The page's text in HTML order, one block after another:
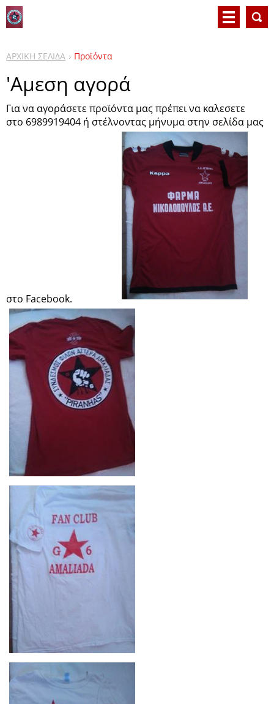
ΑΡΧΙΚΗ ΣΕΛΙΔΑ Προϊόντα
'Αμεση αγορά
Για να αγοράσετε προϊόντα μας πρέπει να καλεσετε
στο 6989919404 ή στέλνοντας μήνυμα στην σελίδα μας
στο Facebook.